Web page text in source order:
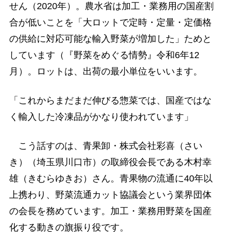
せん（2020年）。農水省は加工・業務用の国産割
合が低いことを「大ロットで定時・定量・定価格
の供給に対応可能な輸入野菜が増加した」ためと
しています（『野菜をめぐる情勢』令和6年12
月）。ロットは、出荷の最小単位をいいます。
「これからまだまだ伸びる惣菜では、国産ではな
く輸入した冷凍品がかなり使われています」
こう話すのは、青果卸・株式会社彩喜（さい
き）（埼玉県川口市）の取締役会長である木村幸
雄（きむらゆきお）さん。青果物の流通に40年以
上携わり、野菜流通カット協議会という業界団体
の会長を務めています。加工・業務用野菜を国産
化する動きの旗振り役です。